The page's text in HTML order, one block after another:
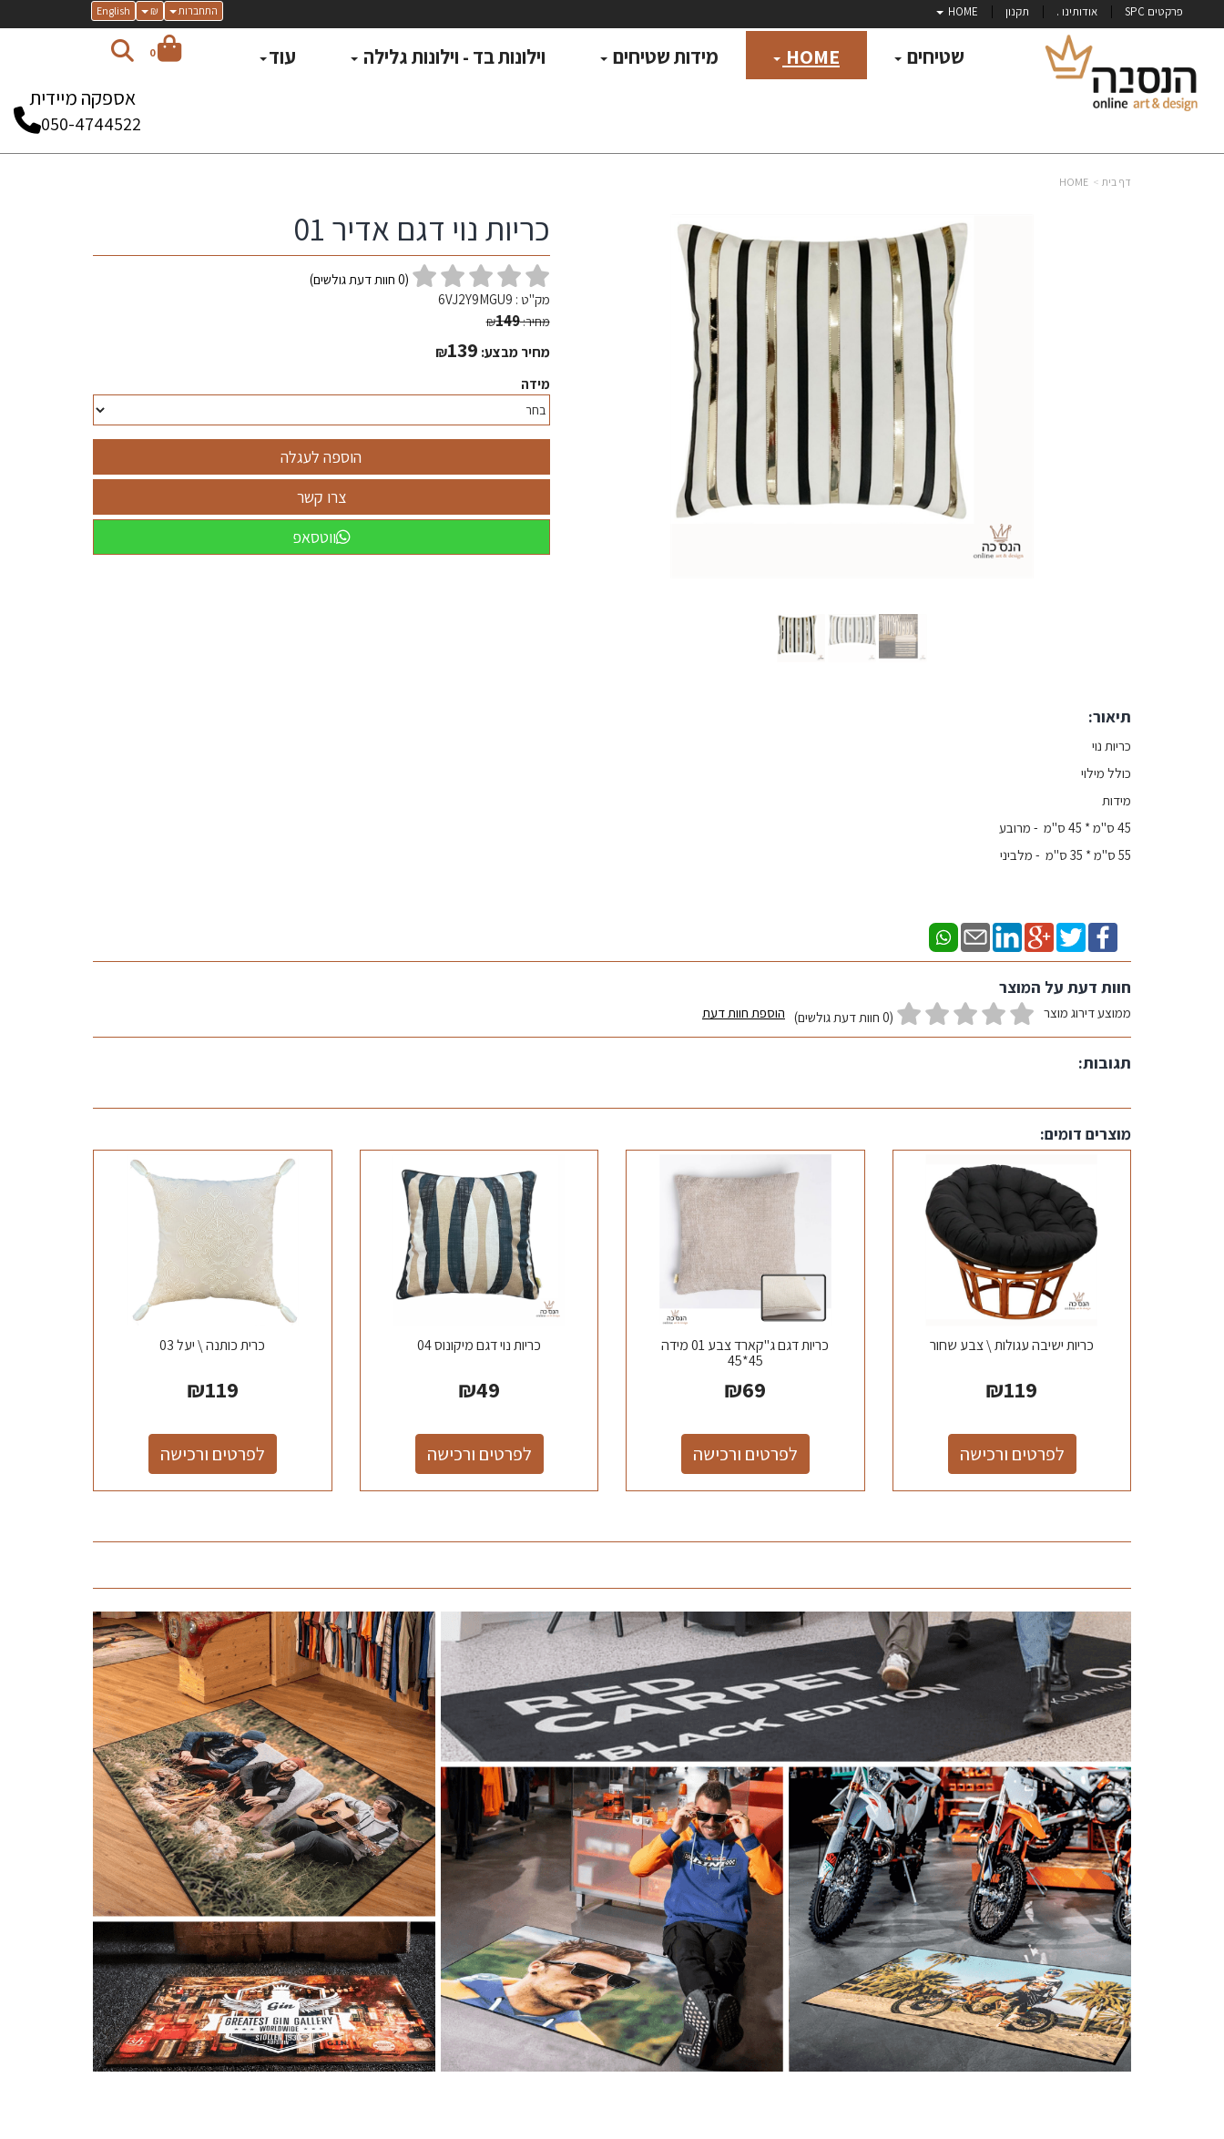
התחברות English ₪ פרקטים SPC אודותינו . תקנון HOME
שטיחים HOME מידות שטיחים וילונות בד - וילונות גלילה עוד 0
אספקה מיידית
050-4744522
דף בית HOME
כריות נוי דגם אדיר 01
(
0 חוות דעת גולשים)
מק"ט : 6VJ2Y9MGU9
מחיר: ₪149
מחיר מבצע: ₪139
מידה
ווטסאפ
תיאור:
כריות נוי
כולל מילוי
מידות
45 ס"מ * 45 ס"מ - מרובע
55 ס"מ * 35 ס"מ - מלביני
חוות דעת על המוצר
ממוצע דירוג מוצר (0 חוות דעת גולשים) הוספת חוות דעת
תגובות:
מוצרים דומים:
כריות ישיבה עגולות \ צבע שחור
₪119
לפרטים ורכישה
כריות דגם ג"קארד צבע 01 מידה
45*45
₪69
לפרטים ורכישה
כריות נוי דגם מיקונוס 04
₪49
לפרטים ורכישה
כרית כותנה \ יעל 03
₪119
לפרטים ורכישה